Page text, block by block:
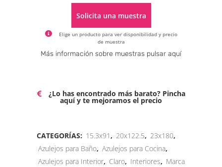
Solicita una muestra
Elige un producto para ver disponibilidad y precio
de muestra
Alternative:
Más información sobre muestras pulsar aquí
¿Lo has encontrado más barato? Pincha
aquí y te mejoramos el precio
CATEGORÍAS: 15.3x91, 20x122.5, 23x180,
Azulejos para Baño, Azulejos para Cocina,
Azulejos para Interior, Claro, Interiores, Marca